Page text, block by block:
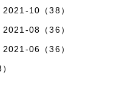
2021-10（38）
2021-08（36）
2021-06（36）